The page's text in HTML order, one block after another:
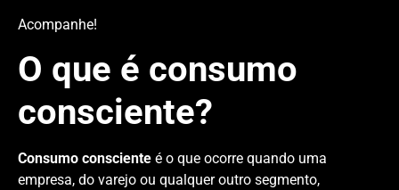
Acompanhe!
O que é consumo
consciente?
Consumo consciente é o que ocorre quando uma
empresa, do varejo ou qualquer outro segmento,